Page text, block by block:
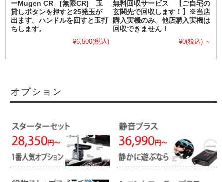
ーMugen CR [無限CR] 玉
貸しボタンを押すと25発玉が
出ます。ハンドルを回すと玉打
ちします。
¥6,500(税込)
無料回収サービス 【ご自宅の
玄関先で回収します！】※当店
購入実機のみ。他店購入実機は
回収できません！
¥0(税込) ～
オプション